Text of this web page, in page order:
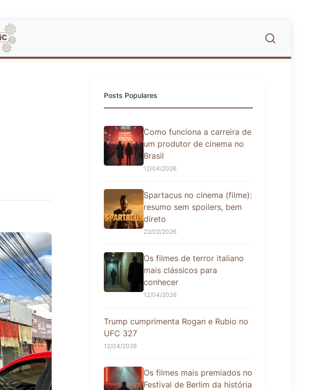
Posts Populares
Como funciona a carreira de
um produtor de cinema no
Brasil
12/04/2026
Spartacus no cinema (filme):
resumo sem spoilers, bem
direto
22/02/2026
Os filmes de terror italiano
mais clássicos para
conhecer
12/04/2026
Trump cumprimenta Rogan e Rubio no
UFC 327
12/04/2026
Os filmes mais premiados no
Festival de Berlim da história